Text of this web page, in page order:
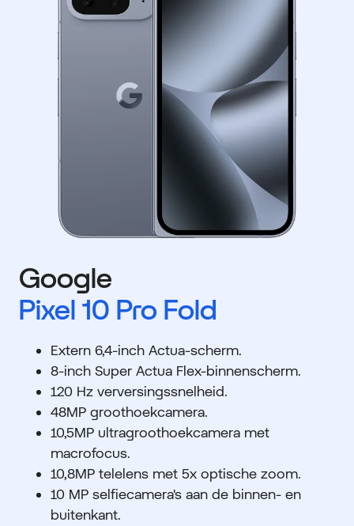
Google
Pixel 10 Pro Fold
Extern 6,4-inch Actua-scherm.
8-inch Super Actua Flex-binnenscherm.
120 Hz verversingssnelheid.
48MP groothoekcamera.
10,5MP ultragroothoekcamera met
macrofocus.
10,8MP telelens met 5x optische zoom.
10 MP selfiecamera's aan de binnen- en
buitenkant.